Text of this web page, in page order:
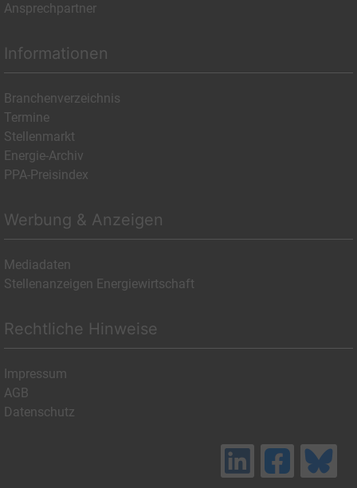
Ansprechpartner
Informationen
Branchenverzeichnis
Termine
Stellenmarkt
Energie-Archiv
PPA-Preisindex
Werbung & Anzeigen
Mediadaten
Stellenanzeigen Energiewirtschaft
Rechtliche Hinweise
Impressum
AGB
Datenschutz